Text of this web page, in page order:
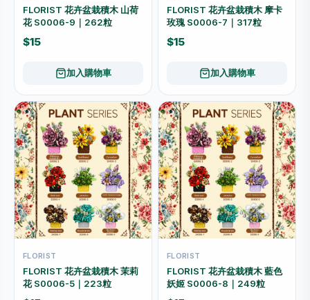
FLORIST 花卉盆栽積木 山荷
花 S0006-9｜262粒
$15
加入購物車
FLORIST 花卉盆栽積木 摩卡
玫瑰 S0006-7｜317粒
$15
加入購物車
FLORIST
FLORIST 花卉盆栽積木 茉莉
花 S0006-5｜223粒
FLORIST
FLORIST 花卉盆栽積木 藍色
妖姬 S0006-8｜249粒